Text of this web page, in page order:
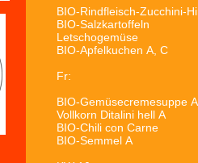
BIO-Rindfleisch-Zucchini-
BIO-Salzkartoffeln
Letschogemüse
BIO-Apfelkuchen A, C
Fr:
BIO-Gemüsecremesuppe
Vollkorn Ditalini hell A
BIO-Chili con Carne
BIO-Semmel A